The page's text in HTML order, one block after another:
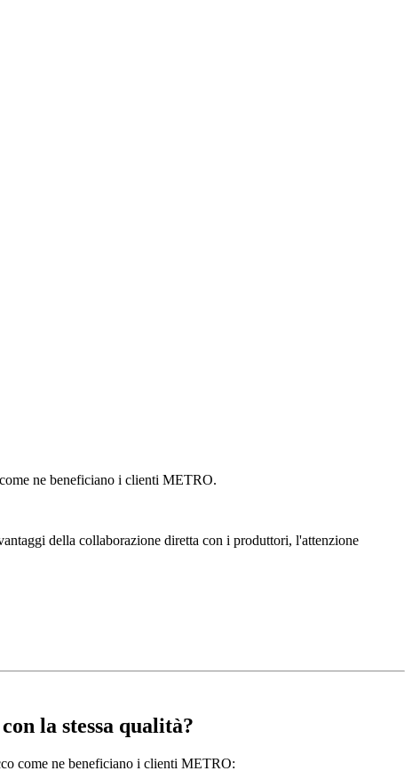
ne beneficiano i clienti METRO.
della collaborazione diretta con i produttori, l'attenzione
la stessa qualità?
come ne beneficiano i clienti METRO: